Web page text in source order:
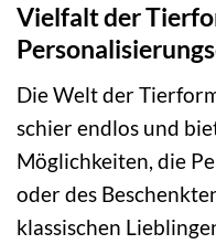
Vielfalt der
Die Welt der
schier endlos und
Möglichkeiten, die
oder des
klassischen